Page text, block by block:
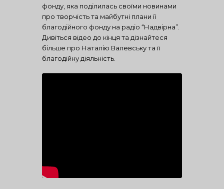
фонду, яка поділилась своїми новинами
про творчість та майбутні плани її
благодійного фонду на радіо “Надвірна”.
Дивіться відео до кінця та дізнайтеся
більше про Наталію Валевську та її
благодійну діяльність.